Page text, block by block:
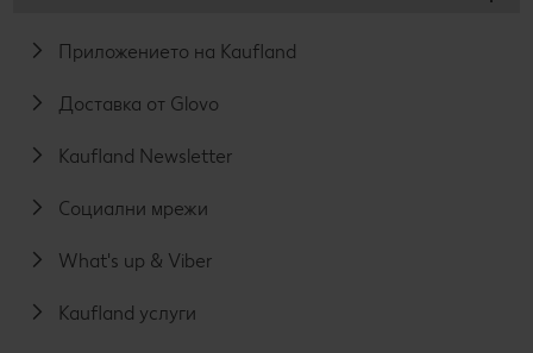
Приложението на Kaufland
Доставка от Glovo
Kaufland Newsletter
Социални мрежи
What's up & Viber
Kaufland услуги